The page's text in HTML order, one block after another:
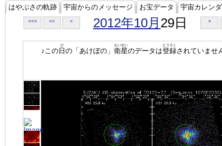
はやぶさの軌跡 宇宙からのメッセージ お宝データ 宇宙カレン
<<< << < 2012年10月 29日 >
♪この日
ひ
の「あけぼの」 衛星
えいせい
のデータは登録
とうろく
されていませ